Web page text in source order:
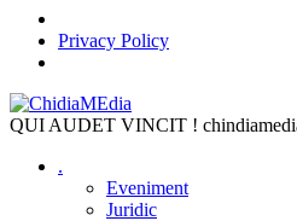
Privacy Policy
Skip
to
QUI AUDET VINCIT !
.
Eveniment
Juridic